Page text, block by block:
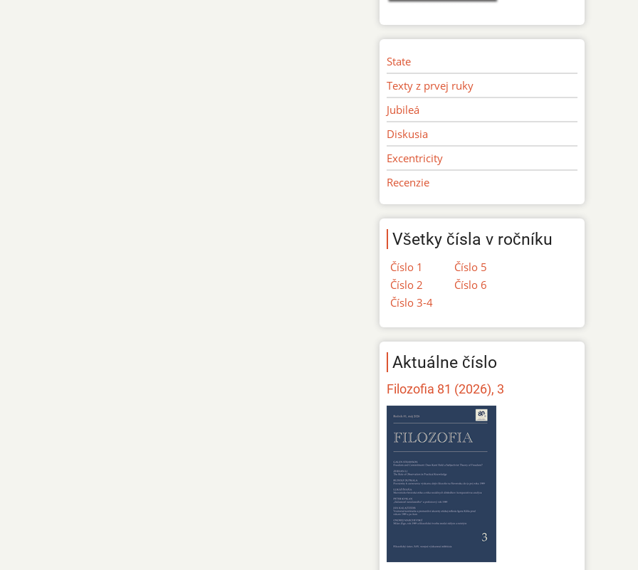
State
Texty z prvej ruky
Jubileá
Diskusia
Excentricity
Recenzie
Všetky čísla v ročníku
Číslo 1
Číslo 2
Číslo 3-4
Číslo 5
Číslo 6
Aktuálne číslo
Filozofia 81 (2026), 3